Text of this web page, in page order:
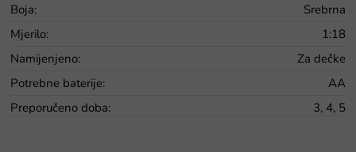
Boja:
Srebrna
Mjerilo:
1:18
Namijenjeno:
Za dečke
Potrebne baterije:
AA
Preporučeno doba: 3, 4, 5